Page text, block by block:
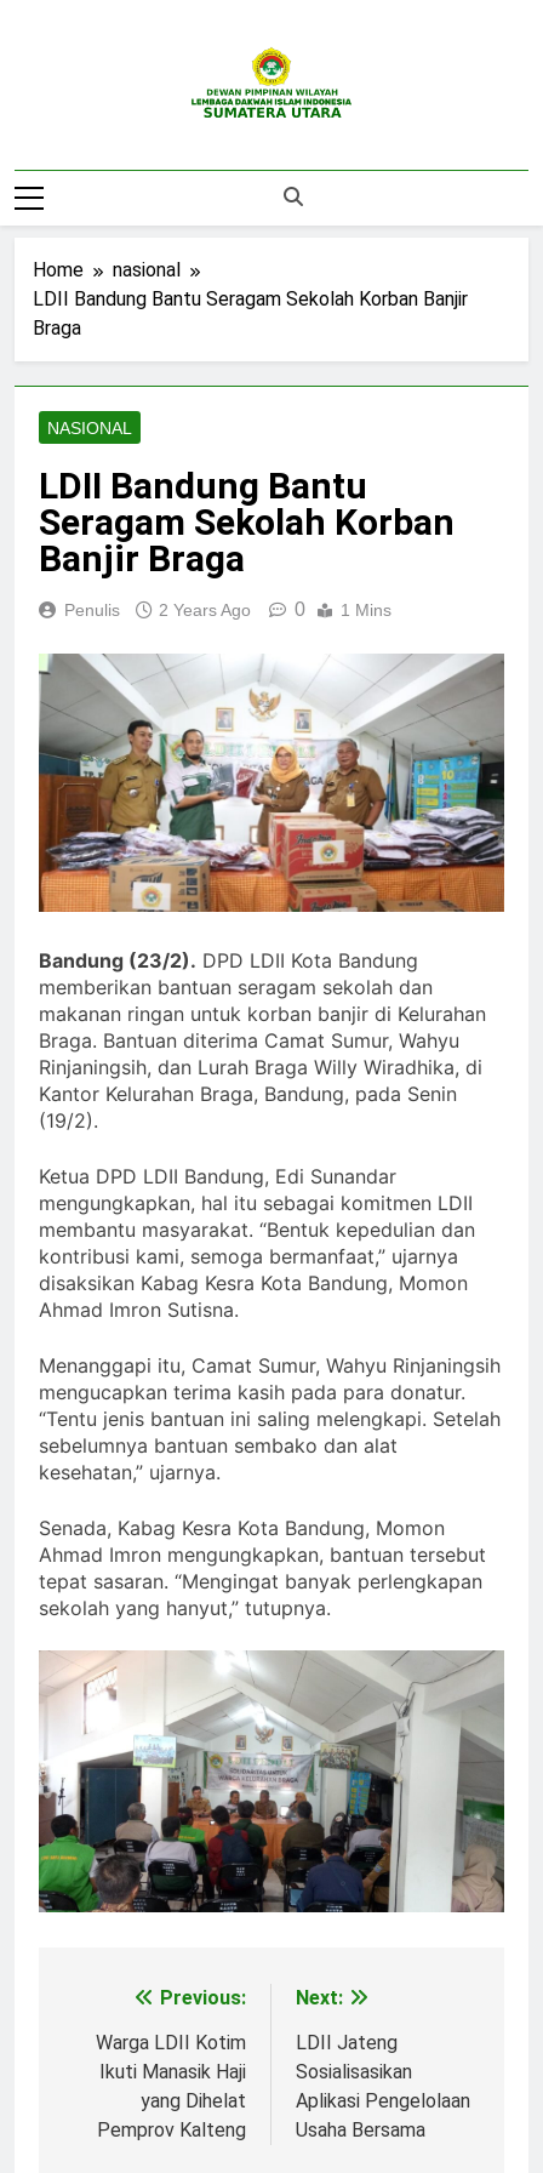
DPW LDII
Sumatera Utara
Home
nasional
LDII Bandung Bantu Seragam Sekolah Korban Banjir
Braga
NASIONAL
LDII Bandung Bantu
Seragam Sekolah Korban
Banjir Braga
Penulis 2 Years Ago 0 1 Mins
Bandung (23/2). DPD LDII Kota Bandung
memberikan bantuan seragam sekolah dan
makanan ringan untuk korban banjir di Kelurahan
Braga. Bantuan diterima Camat Sumur, Wahyu
Rinjaningsih, dan Lurah Braga Willy Wiradhika, di
Kantor Kelurahan Braga, Bandung, pada Senin
(19/2).
Ketua DPD LDII Bandung, Edi Sunandar
mengungkapkan, hal itu sebagai komitmen LDII
membantu masyarakat. “Bentuk kepedulian dan
kontribusi kami, semoga bermanfaat,” ujarnya
disaksikan Kabag Kesra Kota Bandung, Momon
Ahmad Imron Sutisna.
Menanggapi itu, Camat Sumur, Wahyu Rinjaningsih
mengucapkan terima kasih pada para donatur.
“Tentu jenis bantuan ini saling melengkapi. Setelah
sebelumnya bantuan sembako dan alat
kesehatan,” ujarnya.
Senada, Kabag Kesra Kota Bandung, Momon
Ahmad Imron mengungkapkan, bantuan tersebut
tepat sasaran. “Mengingat banyak perlengkapan
sekolah yang hanyut,” tutupnya.
navigation
Previous:
Warga LDII Kotim
Ikuti Manasik Haji
yang Dihelat
Pemprov Kalteng
Next:
LDII Jateng
Sosialisasikan
Aplikasi Pengelolaan
Usaha Bersama